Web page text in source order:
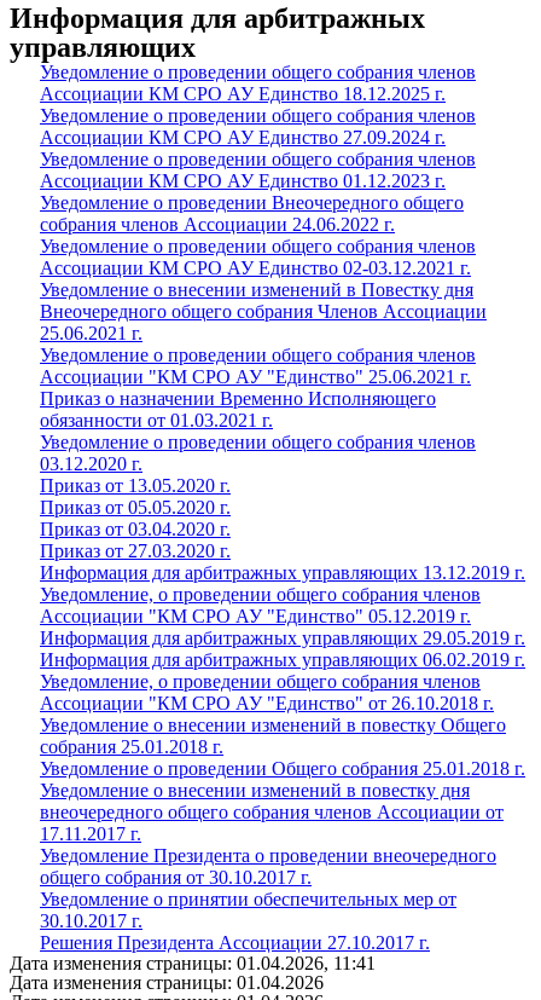
Информация для арбитражных
управляющих
Уведомление о проведении общего собрания членов
Ассоциации КМ СРО АУ Единство 18.12.2025 г.
Уведомление о проведении общего собрания членов
Ассоциации КМ СРО АУ Единство 27.09.2024 г.
Уведомление о проведении общего собрания членов
Ассоциации КМ СРО АУ Единство 01.12.2023 г.
Уведомление о проведении Внеочередного общего
собрания членов Ассоциации 24.06.2022 г.
Уведомление о проведении общего собрания членов
Ассоциации КМ СРО АУ Единство 02-03.12.2021 г.
Уведомление о внесении изменений в Повестку дня
Внеочередного общего собрания Членов Ассоциации
25.06.2021 г.
Уведомление о проведении общего собрания членов
Ассоциации "КМ СРО АУ "Единство" 25.06.2021 г.
Приказ о назначении Временно Исполняющего
обязанности от 01.03.2021 г.
Уведомление о проведении общего собрания членов
03.12.2020 г.
Приказ от 13.05.2020 г.
Приказ от 05.05.2020 г.
Приказ от 03.04.2020 г.
Приказ от 27.03.2020 г.
Информация для арбитражных управляющих 13.12.2019 г.
Уведомление, о проведении общего собрания членов
Ассоциации "КМ СРО АУ "Единство" 05.12.2019 г.
Информация для арбитражных управляющих 29.05.2019 г.
Информация для арбитражных управляющих 06.02.2019 г.
Уведомление, о проведении общего собрания членов
Ассоциации "КМ СРО АУ "Единство" от 26.10.2018 г.
Уведомление о внесении изменений в повестку Общего
собрания 25.01.2018 г.
Уведомление о проведении Общего собрания 25.01.2018 г.
Уведомление о внесении изменений в повестку дня
внеочередного общего собрания членов Ассоциации от
17.11.2017 г.
Уведомление Президента о проведении внеочередного
общего собрания от 30.10.2017 г.
Уведомление о принятии обеспечительных мер от
30.10.2017 г.
Решения Президента Ассоциации 27.10.2017 г.
Дата изменения страницы: 01.04.2026, 11:41
Дата изменения страницы: 01.04.2026